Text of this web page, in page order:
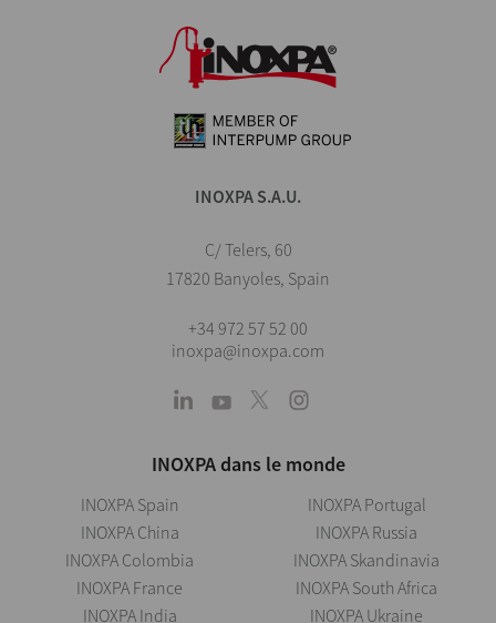
INOXPA S.A.U.
C/ Telers, 60
17820 Banyoles, Spain
+34 972 57 52 00
inoxpa@inoxpa.com
INOXPA dans le monde
INOXPA Spain
INOXPA China
INOXPA Colombia
INOXPA France
INOXPA India
INOXPA Portugal
INOXPA Russia
INOXPA Skandinavia
INOXPA South Africa
INOXPA Ukraine